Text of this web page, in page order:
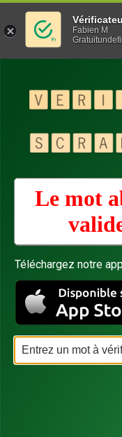
Le mot
Téléchargez notre
Fabien M